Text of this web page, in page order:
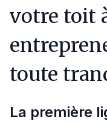
votre toit
toute
La première